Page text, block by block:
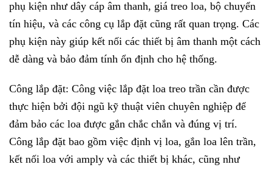
phụ kiện như dây cáp âm thanh, giá treo loa, bộ chuyển
tín hiệu, và các công cụ lắp đặt cũng rất quan trọng. Các
phụ kiện này giúp kết nối các thiết bị âm thanh một cách
dễ dàng và bảo đảm tính ổn định cho hệ thống.
Công lắp đặt: Công việc lắp đặt loa treo trần cần được
thực hiện bởi đội ngũ kỹ thuật viên chuyên nghiệp để
đảm bảo các loa được gắn chắc chắn và đúng vị trí.
Công lắp đặt bao gồm việc định vị loa, gắn loa lên trần,
kết nối loa với amply và các thiết bị khác, cũng như